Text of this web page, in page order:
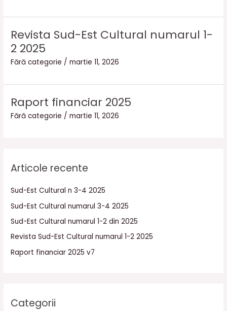
Revista Sud-Est Cultural numarul 1-
2 2025
Fără categorie /martie 11, 2026
Raport financiar 2025
Fără categorie /martie 11, 2026
Articole recente
Sud-Est Cultural n 3-4 2025
Sud-Est Cultural numarul 3-4 2025
Sud-Est Cultural numarul 1-2 din 2025
Revista Sud-Est Cultural numarul 1-2 2025
Raport financiar 2025 v7
Categorii